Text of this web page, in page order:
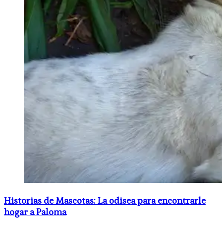
Historias de Mascotas: La odisea para encontrarle
hogar a Paloma